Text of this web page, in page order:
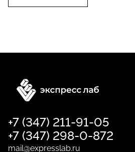
+7 (347) 211-91-05
+7 (347) 298-0-872
mail@expresslab.ru